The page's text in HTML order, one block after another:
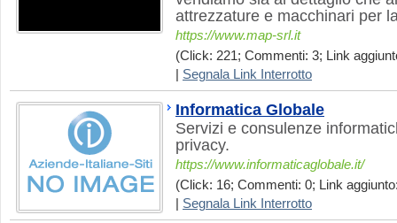
attrezzature e macchinari per
https://www.map-srl.it
(Click: 221; Commenti: 3; Link
Segnala Link Interrotto
Informatica Globale
Servizi e consulenze
privacy.
https://www.informaticaglobale.it/
(Click: 16; Commenti: 0; Link
Segnala Link Interrotto